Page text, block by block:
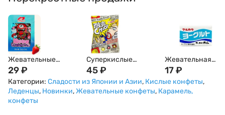
Жевательные
конфеты LUXING
кислый монстр, 20г
29₽
Суперкислые
леденцы со вкусом
лимона/клубники/
колы Shun Long
Food 20гр, Китай
45₽
Жевательная
резинка
со вкусом
17₽
Категории: Сладости из Японии и Азии, Кислые конфеты,
Леденцы, Новинки,Жевательные конфеты, Карамель,
конфеты